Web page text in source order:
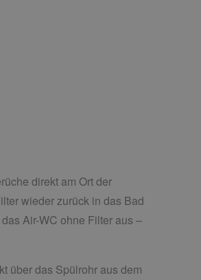
direkt am Ort der
wieder zurück in das Bad
Air-WC ohne Filter aus –
über das Spülrohr aus dem